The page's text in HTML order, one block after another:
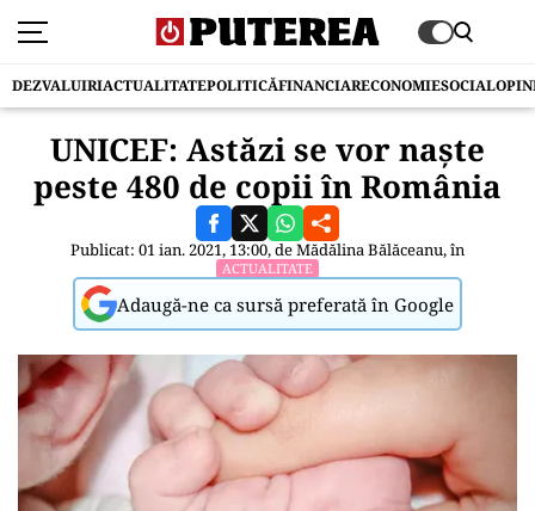
DEZVALUIRIACTUALITATEPOLITICĂFINANCIARECONOMIESOCIAL
UNICEF: Astăzi se vor naște
peste 480 de copii în România
Publicat: 01 ian. 2021, 13:00, deMădălina Bălăceanu, în
ACTUALITATE
Adaugă-ne ca sursă preferată în Google